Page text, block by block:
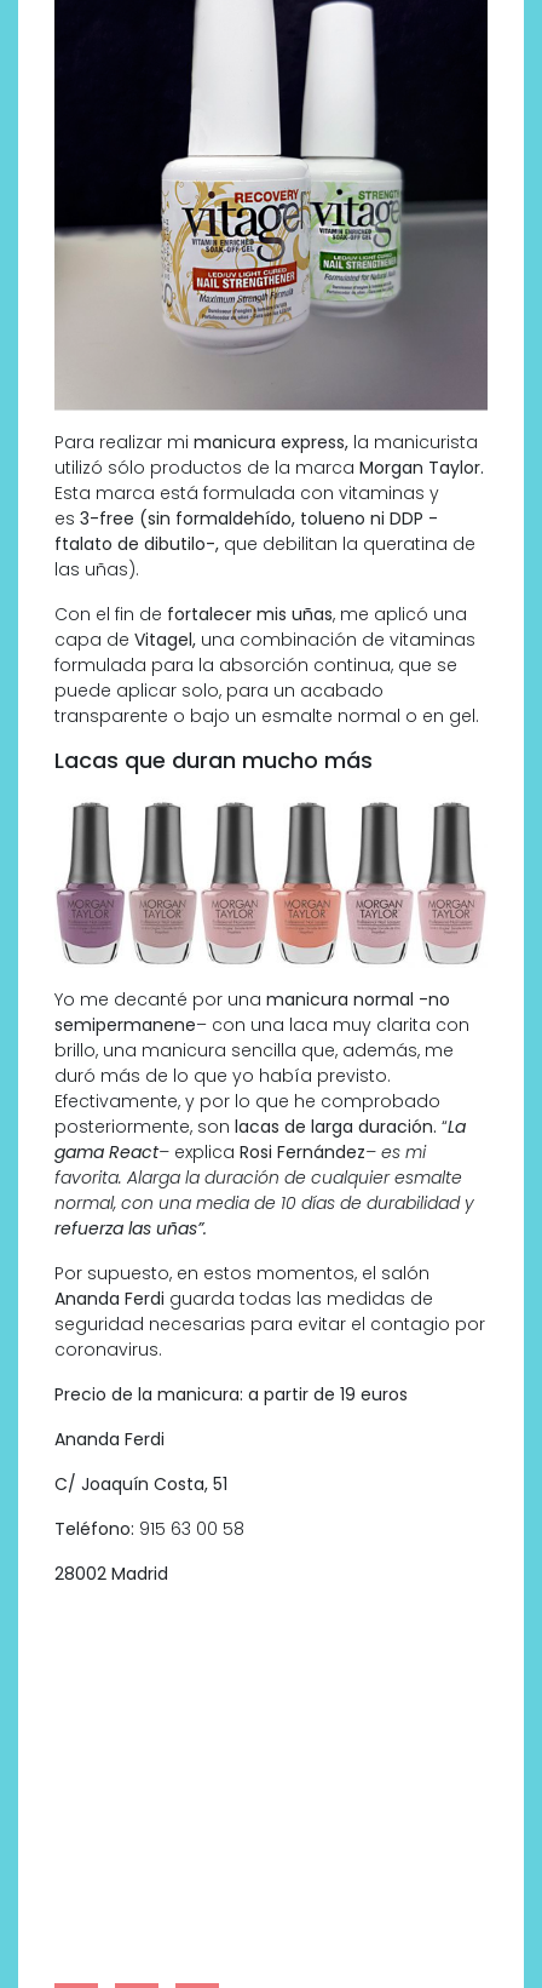
Para realizar mi manicura express, la manicurista
utilizó sólo productos de la marca Morgan Taylor.
Esta marca está formulada con vitaminas y
es 3-free (sin formaldehído, tolueno ni DDP -
ftalato de dibutilo-, que debilitan la queratina de
las uñas).
Con el fin de fortalecer mis uñas, me aplicó una
capa de Vitagel, una combinación de vitaminas
formulada para la absorción continua, que se
puede aplicar solo, para un acabado
transparente o bajo un esmalte normal o en gel.
Lacas que duran mucho más
Yo me decanté por una manicura normal -no
semipermanene– con una laca muy clarita con
brillo, una manicura sencilla que, además, me
duró más de lo que yo había previsto.
Efectivamente, y por lo que he comprobado
posteriormente, son lacas de larga duración. “La
gama React– explica Rosi Fernández– es mi
favorita. Alarga la duración de cualquier esmalte
normal, con una media de 10 días de durabilidad y
refuerza las uñas”.
Por supuesto, en estos momentos, el salón
Ananda Ferdi guarda todas las medidas de
seguridad necesarias para evitar el contagio por
coronavirus.
Precio de la manicura: a partir de 19 euros
Ananda Ferdi
C/ Joaquín Costa, 51
Teléfono: 915 63 00 58
28002 Madrid